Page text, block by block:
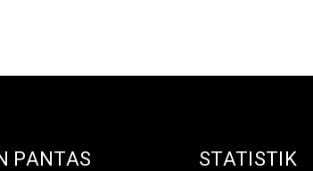
PANTAS STATISTIK